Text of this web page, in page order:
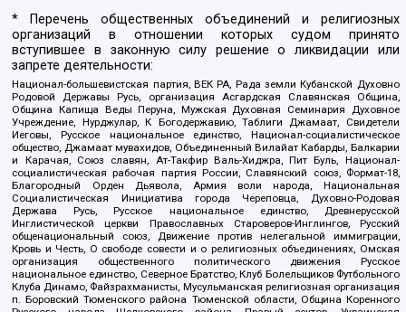
* Перечень общественных объединений и религиозных
организаций в отношении которых судом принято
вступившее в законную силу решение о ликвидации или
запрете деятельности:
Национал-большевистская партия, ВЕК РА, Рада земли Кубанской Духовно
Родовой Державы Русь, организация Асгардская Славянская Община,
Община Капища Веды Перуна, Мужская Духовная Семинария Духовное
Учреждение, Нурджулар, К Богодержавию, Таблиги Джамаат, Свидетели
Иеговы, Русское национальное единство, Национал-социалистическое
общество, Джамаат мувахидов, Объединенный Вилайат Кабарды, Балкарии
и Карачая, Союз славян, Ат-Такфир Валь-Хиджра, Пит Буль, Национал-
социалистическая рабочая партия России, Славянский союз, Формат-18,
Благородный Орден Дьявола, Армия воли народа, Национальная
Социалистическая Инициатива города Череповца, Духовно-Родовая
Держава Русь, Русское национальное единство, Древнерусской
Инглистической церкви Православных Староверов-Инглингов, Русский
общенациональный союз, Движение против нелегальной иммиграции,
Кровь и Честь, О свободе совести и о религиозных объединениях, Омская
организация общественного политического движения Русское
национальное единство, Северное Братство, Клуб Болельщиков Футбольного
Клуба Динамо, Файзрахманисты, Мусульманская религиозная организация
п. Боровский Тюменского района Тюменской области, Община Коренного